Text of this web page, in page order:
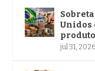
Unidos
jul 31, 2026